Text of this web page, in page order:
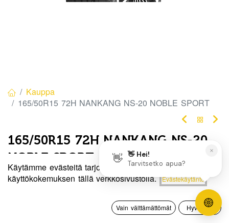
Hinta:
Lisää ostoskoriin
0
Toivelista Tili
Kauppa
165/50R15 72H NANKANG NS-20 NOBLE SPORT
165/50R15 72H NANKANG NS-20
NOBLE SPORT
EAN:4718022006301 Tuotekoodi:341441
Käytämme evästeitä tarjotaksemme sinulle paremman
käyttökokemuksen tällä verkkosivustolla.
Evästekäytäntö
Vain välttämättömät Hyväksyn